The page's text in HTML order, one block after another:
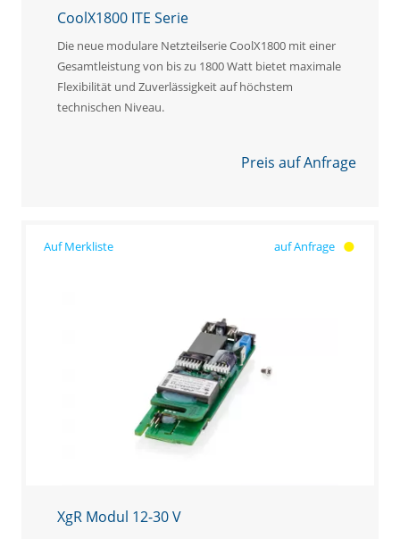
CoolX1800 ITE Serie
Die neue modulare Netzteilserie CoolX1800 mit einer
Gesamtleistung von bis zu 1800 Watt bietet maximale
Flexibilität und Zuverlässigkeit auf höchstem
technischen Niveau.
Preis auf Anfrage
auf Anfrage
XgR Modul 12-30 V